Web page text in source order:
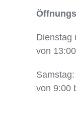
Dienstag
von
Samstag:
von 9:00